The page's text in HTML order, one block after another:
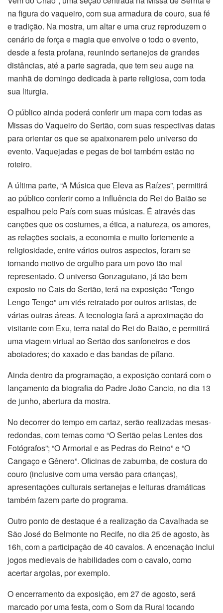
na figura do vaqueiro, com sua armadura de couro, sua fé
e tradição. Na mostra, um altar e uma cruz reproduzem o
cenário de força e magia que envolve o todo o evento,
desde a festa profana, reunindo sertanejos de grandes
distâncias, até a parte sagrada, que tem seu auge na
manhã de domingo dedicada à parte religiosa, com toda
sua liturgia.
O público ainda poderá conferir um mapa com todas as
Missas do Vaqueiro do Sertão, com suas respectivas datas
para orientar os que se apaixonarem pelo universo do
evento. Vaquejadas e pegas de boi também estão no
roteiro.
A última parte, “A Música que Eleva as Raízes”, permitirá
ao público conferir como a influência do Rei do Baião se
espalhou pelo País com suas músicas. É através das
canções que os costumes, a ética, a natureza, os amores,
as relações sociais, a economia e muito fortemente a
religiosidade, entre vários outros aspectos, foram se
tornando motivo de orgulho para um povo tão mal
representado. O universo Gonzaguiano, já tão bem
exposto no Cais do Sertão, terá na exposição “Tengo
Lengo Tengo” um viés retratado por outros artistas, de
várias outras áreas. A tecnologia fará a aproximação do
visitante com Exu, terra natal do Rei do Baião, e permitirá
uma viagem virtual ao Sertão dos sanfoneiros e dos
aboiadores; do xaxado e das bandas de pífano.
Ainda dentro da programação, a exposição contará com o
lançamento da biografia do Padre João Cancio, no dia 13
de junho, abertura da mostra.
No decorrer do tempo em cartaz, serão realizadas mesas-
redondas, com temas como “O Sertão pelas Lentes dos
Fotógrafos”; “O Armorial e as Pedras do Reino” e “O
Cangaço e Gênero”. Oficinas de zabumba, de costura do
couro (inclusive com uma versão para crianças),
apresentações culturais sertanejas e leituras dramáticas
também fazem parte do programa.
Outro ponto de destaque é a realização da Cavalhada se
São José do Belmonte no Recife, no dia 25 de agosto, às
16h, com a participação de 40 cavalos. A encenação inclui
jogos medievais de habilidades com o cavalo, como
acertar argolas, por exemplo.
O encerramento da exposição, em 27 de agosto, será
marcado por uma festa, com o Som da Rural tocando